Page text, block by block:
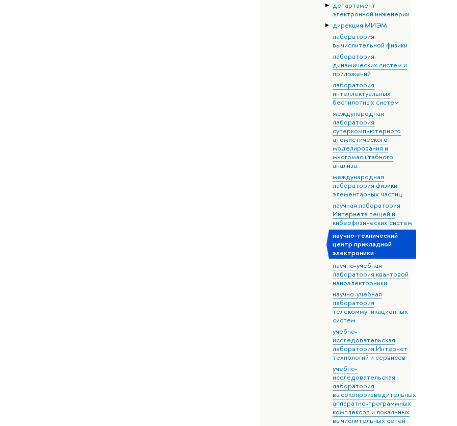
департамент
электронной инженерии
дирекция МИЭМ
лаборатория
вычислительной физики
лаборатория
динамических систем и
приложений
лаборатория
интеллектуальных
беспилотных систем
международная
лаборатория
суперкомпьютерного
атомистического
моделирования и
многомасштабного
анализа
международная
лаборатория физики
элементарных частиц
научная лаборатория
Интернета вещей и
киберфизических систем
научно-технический
центр прикладной
электроники
научно-учебная
лаборатория квантовой
наноэлектроники
научно-учебная
лаборатория
телекоммуникационных
систем
учебно-
исследовательская
лаборатория Интернет
технологий и сервисов
учебно-
исследовательская
лаборатория
высокопроизводительных
аппаратно-программных
комплексов и локальных
вычислительных сетей